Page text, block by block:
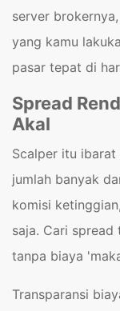
server
yang kamu
pasar tepat di
Spread
Akal
Scalper itu ibarat
jumlah banyak
komisi
saja. Cari
tanpa biaya
Transparansi